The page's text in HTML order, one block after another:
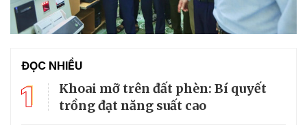
ĐỌC NHIỀU
1
Khoai mỡ trên đất phèn: Bí quyết
trồng đạt năng suất cao